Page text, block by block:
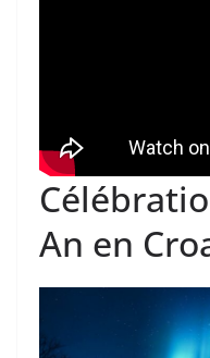
An en